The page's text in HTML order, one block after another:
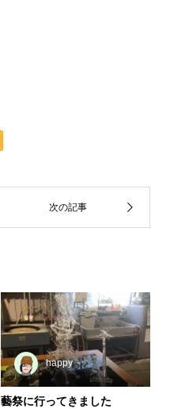
happy
藝祭に行ってきました